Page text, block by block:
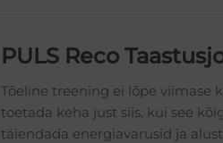
PULS Reco
Tõeline treening ei lõpe viimase
toetada keha just siis, kui see
täiendada energiavarusid ja